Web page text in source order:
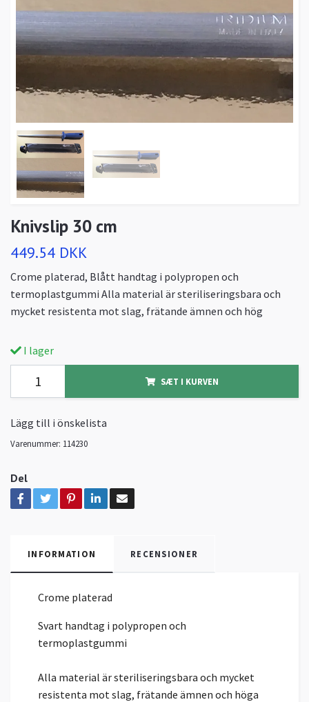
Knivslip 30 cm
449.54 DKK
Crome platerad, Blått handtag i polypropen och
termoplastgummi Alla material är steriliseringsbara och
mycket resistenta mot slag, frätande ämnen och hög
I lager
SÆT I KURVEN
Lägg till i önskelista
Varenummer: 114230
Del
INFORMATION RECENSIONER
Crome platerad
Svart handtag i polypropen och
termoplastgummi
Alla material är steriliseringsbara och mycket
resistenta mot slag, frätande ämnen och höga